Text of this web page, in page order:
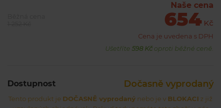
Naše cena
654Kč
Cena je uvedena s DPH
Ušetříte 598 Kčoproti běžné ceně.
Dostupnost Dočasně vyprodaný
Tento produkt je DOČASNĚ vyprodaný nebo je v BLOKACI z již